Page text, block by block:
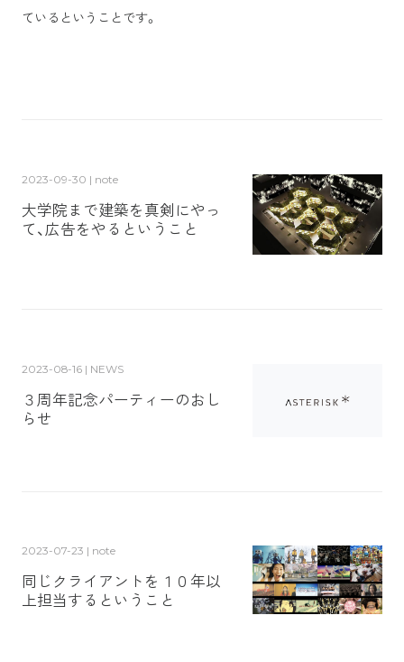
ているということです。
2023-09-30 | note
大学院まで建築を真剣にやっ
て、広告をやるということ
2023-08-16 | NEWS
３周年記念パーティーのおし
らせ
2023-07-23 | note
同じクライアントを１０年以
上担当するということ